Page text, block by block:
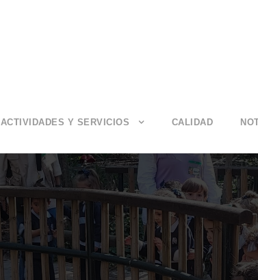
ACTIVIDADES Y SERVICIOS CALIDAD